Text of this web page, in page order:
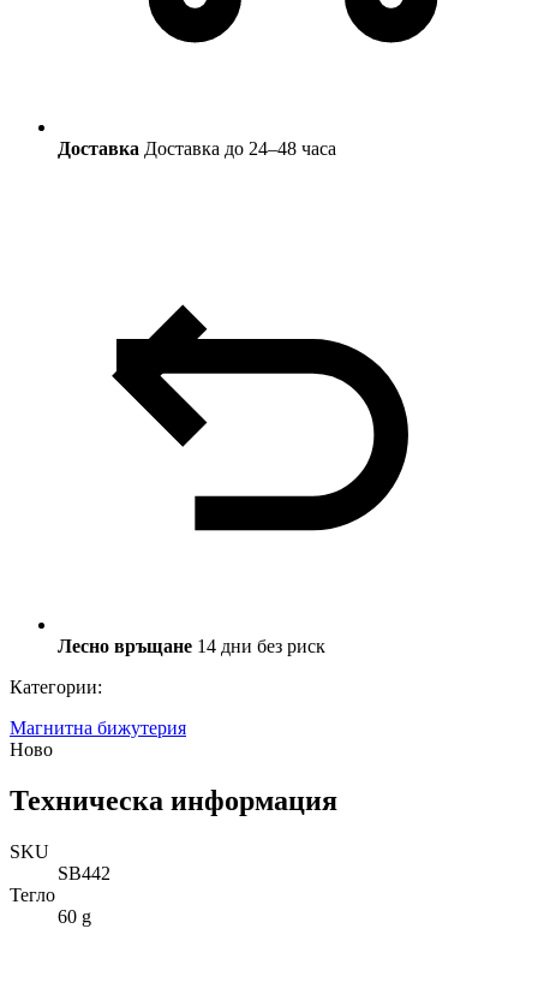
Доставка Доставка до 24–48 часа
Лесно връщане 14 дни без риск
Категории:
Магнитна бижутерия
Ново
Техническа информация
SKU
SB442
Тегло
60 g